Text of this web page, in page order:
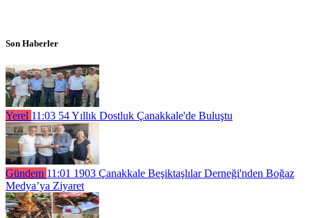
Son Haberler
Yerel 11:03 54 Yıllık Dostluk Çanakkale'de Buluştu
Gündem 11:01 1903 Çanakkale Beşiktaşlılar Derneği'nden Boğaz
Medya’ya Ziyaret